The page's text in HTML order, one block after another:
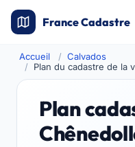
France Cadastre
Accueil
Calvados
Plan du cadastre de la
Plan